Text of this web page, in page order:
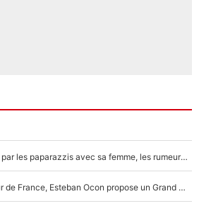
F1 : Charles Leclerc surpris par les paparazzis avec sa femme, les rumeurs étaient vraies !
Comme pour le final du Tour de France, Esteban Ocon propose un Grand Prix de Formule 1 à Paris : «Autour de l’Arc de Triomphe, ce serait génial» !